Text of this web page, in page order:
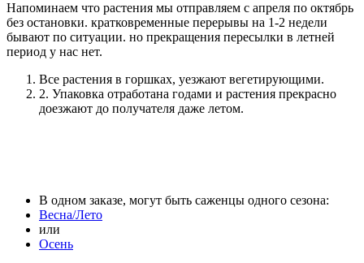
Напоминаем что растения мы отправляем с апреля по октябрь
без остановки. кратковременные перерывы на 1-2 недели
бывают по ситуации. но прекращения пересылки в летней
период у нас нет.
Все растения в горшках, уезжают вегетирующими.
2. Упаковка отработана годами и растения прекрасно
доезжают до получателя даже летом.
В одном заказе, могут быть саженцы одного сезона:
Весна/Лето
или
Осень